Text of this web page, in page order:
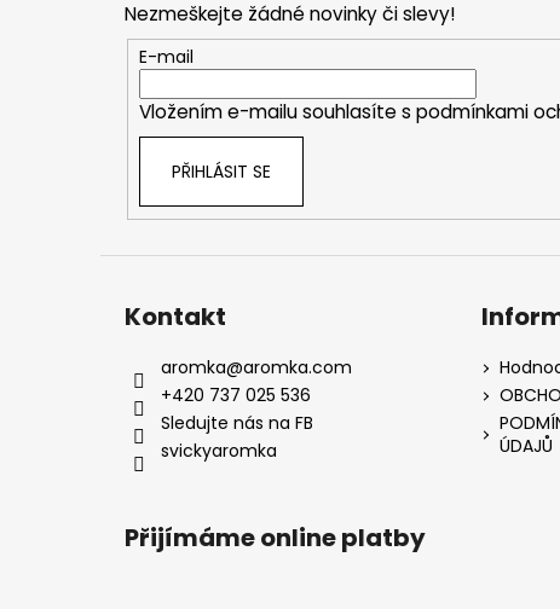
Nezmeškejte žádné novinky či slevy!
E-mail
Vložením e-mailu souhlasíte s podmínkami
PŘIHLÁSIT SE
Kontakt
aromka@aromka.com
+420 737 025 536
Sledujte nás na FB
svickyaromka
ÚDAJŮ
Přijímáme online platby